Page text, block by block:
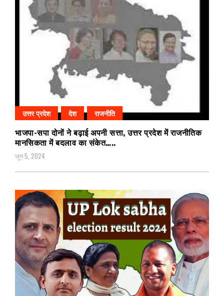
उत्तर प्रदेश देश राजनीति
भाजपा-सपा दोनों ने बढ़ाई अपनी सत्ता, उत्तर प्रदेश में राजनीतिक
मानसिकता में बदलाव का संकेत…..
जून 5, 2024